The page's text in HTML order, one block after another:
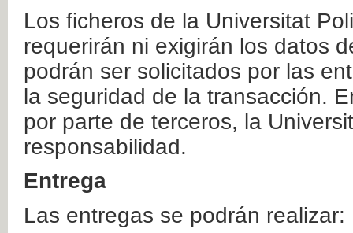
Los ficheros de la Universitat
requerirán ni exigirán los datos
podrán ser solicitados por las
la seguridad de la transacción.
por parte de terceros, la
responsabilidad.
Entrega
Las entregas se podrán realizar: